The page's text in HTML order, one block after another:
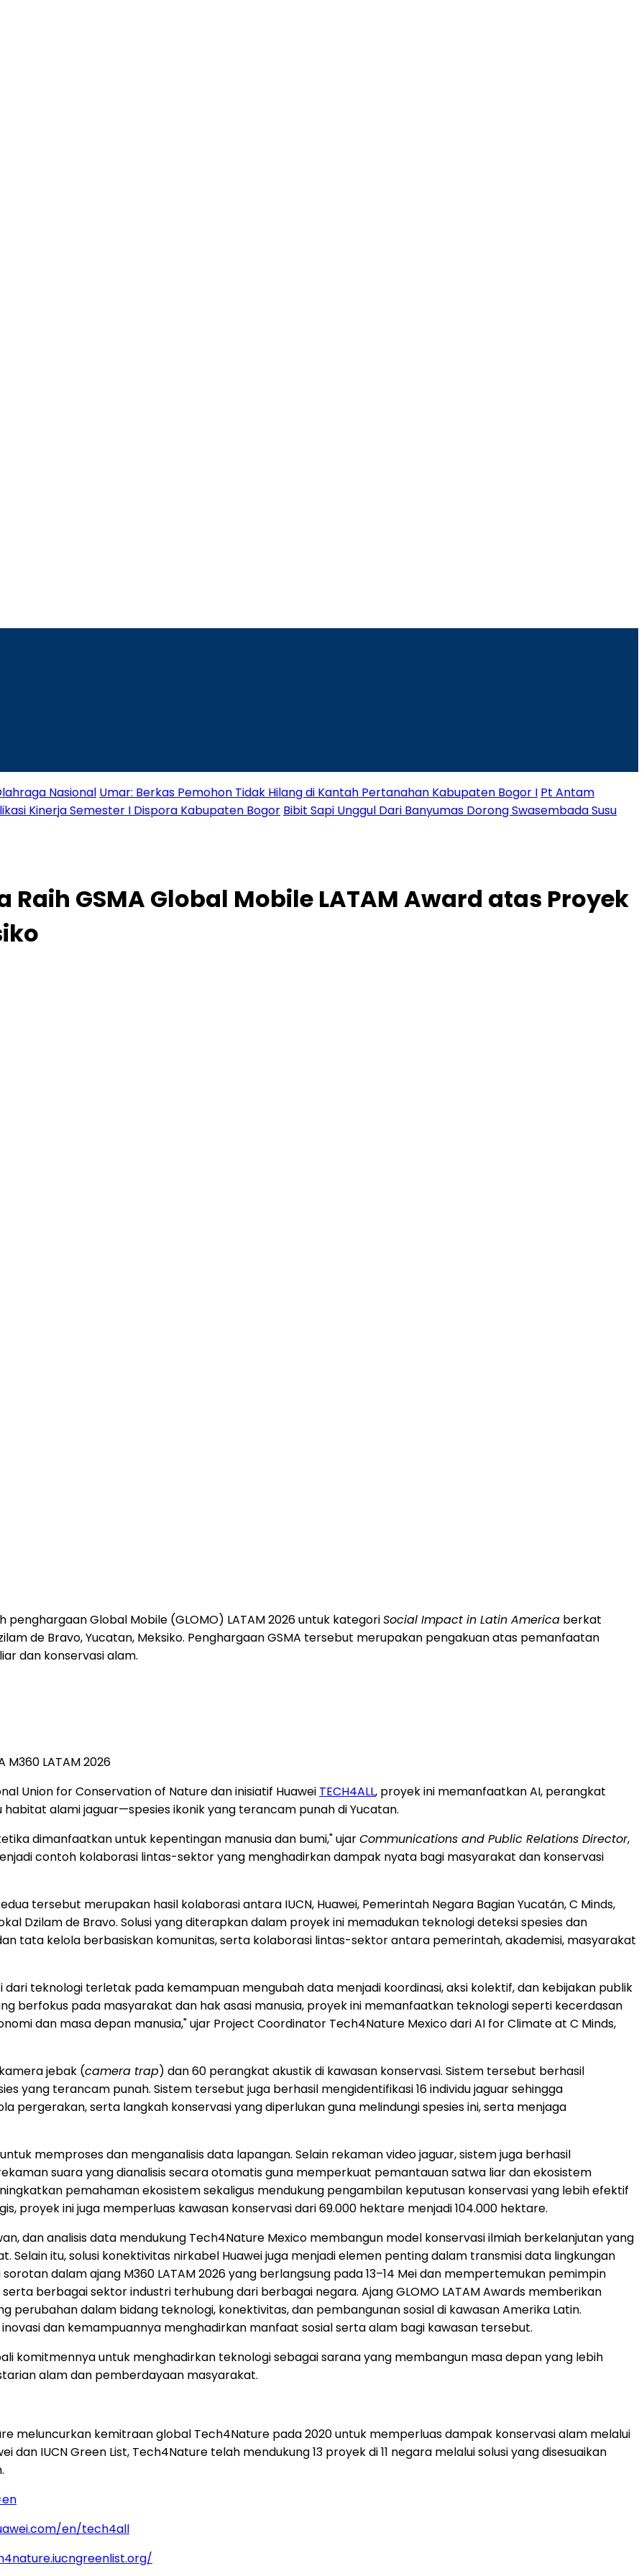
Nasional Umar: Berkas Pemohon Tidak Hilang di Kantah Pertanahan Kabupaten Bogor I Pt Antam
Kinerja Semester I Dispora Kabupaten Bogor Bibit Sapi Unggul Dari Banyumas Dorong Swasembada Susu
GSMA Global Mobile LATAM Award atas Proyek
penghargaan Global Mobile (GLOMO) LATAM 2026 untuk kategoriSocial Impact in Latin America berkat
de Bravo, Yucatan, Meksiko. Penghargaan GSMA tersebut merupakan pengakuan atas pemanfaatan
dan konservasi alam.
LATAM 2026
Union for Conservation of Nature dan inisiatif Huawei TECH4ALL, proyek ini memanfaatkan AI, perangkat
alami jaguar—spesies ikonik yang terancam punah di Yucatan.
dimanfaatkan untuk kepentingan manusia dan bumi," ujarCommunications and Public Relations Director,
contoh kolaborasi lintas-sektor yang menghadirkan dampak nyata bagi masyarakat dan konservasi
tersebut merupakan hasil kolaborasi antara IUCN, Huawei, Pemerintah Negara Bagian Yucatán, C Minds,
Dzilam de Bravo. Solusi yang diterapkan dalam proyek ini memadukan teknologi deteksi spesies dan
tata kelola berbasiskan komunitas, serta kolaborasi lintas-sektor antara pemerintah, akademisi, masyarakat
teknologi terletak pada kemampuan mengubah data menjadi koordinasi, aksi kolektif, dan kebijakan publik
berfokus pada masyarakat dan hak asasi manusia, proyek ini memanfaatkan teknologi seperti kecerdasan
dan masa depan manusia," ujar Project Coordinator Tech4Nature Mexico dari AI for Climate at C Minds,
jebak (camera trap) dan 60 perangkat akustik di kawasan konservasi. Sistem tersebut berhasil
yang terancam punah. Sistem tersebut juga berhasil mengidentifikasi 16 individu jaguar sehingga
pergerakan, serta langkah konservasi yang diperlukan guna melindungi spesies ini, serta menjaga
memproses dan menganalisis data lapangan. Selain rekaman video jaguar, sistem juga berhasil
suara yang dianalisis secara otomatis guna memperkuat pemantauan satwa liar dan ekosistem
pemahaman ekosistem sekaligus mendukung pengambilan keputusan konservasi yang lebih efektif
proyek ini juga memperluas kawasan konservasi dari 69.000 hektare menjadi 104.000 hektare.
dan analisis data mendukung Tech4Nature Mexico membangun model konservasi ilmiah berkelanjutan yang
Selain itu, solusi konektivitas nirkabel Huawei juga menjadi elemen penting dalam transmisi data lingkungan
dalam ajang M360 LATAM 2026 yang berlangsung pada 13–14 Mei dan mempertemukan pemimpin
berbagai sektor industri terhubung dari berbagai negara. Ajang GLOMO LATAM Awards memberikan
dalam bidang teknologi, konektivitas, dan pembangunan sosial di kawasan Amerika Latin.
dan kemampuannya menghadirkan manfaat sosial serta alam bagi kawasan tersebut.
komitmennya untuk menghadirkan teknologi sebagai sarana yang membangun masa depan yang lebih
alam dan pemberdayaan masyarakat.
meluncurkan kemitraan global Tech4Nature pada 2020 untuk memperluas dampak konservasi alam melalui
dan IUCN Green List, Tech4Nature telah mendukung 13 proyek di 11 negara melalui solusi yang disesuaikan
en/tech4all